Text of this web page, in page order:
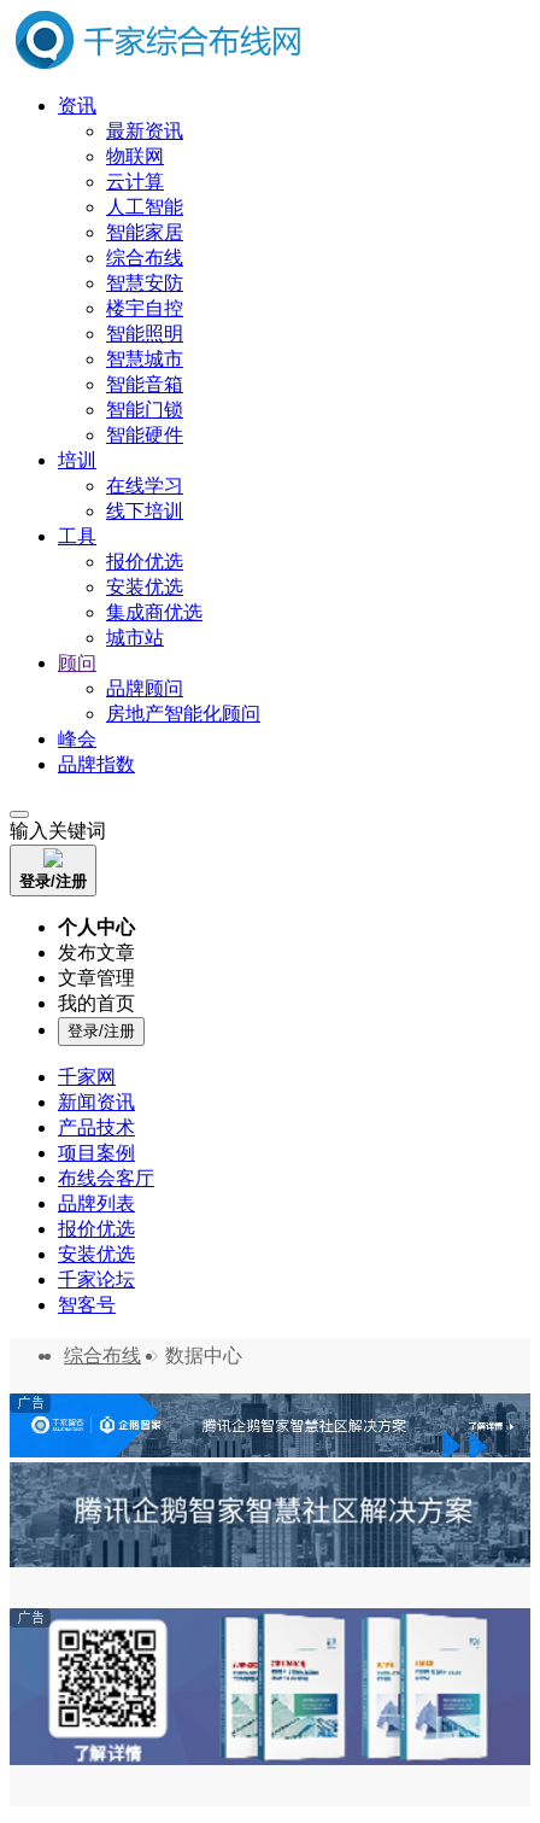
资讯
最新资讯
物联网
云计算
人工智能
智能家居
综合布线
智慧安防
楼宇自控
智能照明
智慧城市
智能音箱
智能门锁
智能硬件
培训
在线学习
线下培训
工具
报价优选
安装优选
集成商优选
城市站
顾问
品牌顾问
房地产智能化顾问
峰会
品牌指数
输入关键词
登录/注册
个人中心
发布文章
文章管理
我的首页
登录/注册
千家网
新闻资讯
产品技术
项目案例
布线会客厅
品牌列表
报价优选
安装优选
千家论坛
智客号
综合布线 数据中心